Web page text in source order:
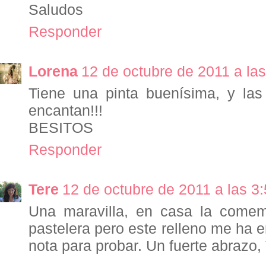
Saludos
Responder
Lorena 12 de octubre de 2011 a
Tiene una pinta buenísima, y
encantan!!!
BESITOS
Responder
Tere 12 de octubre de 2011 a las
Una maravilla, en casa la
pastelera pero este relleno me ha
nota para probar. Un fuerte abrazo,